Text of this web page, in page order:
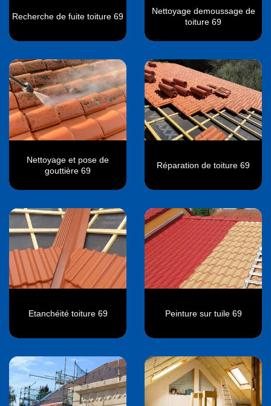
Recherche de fuite toiture 69
Nettoyage demoussage de
toiture 69
Nettoyage et pose de
gouttière 69
Réparation de toiture 69
Etanchéité toiture 69 Peinture sur tuile 69